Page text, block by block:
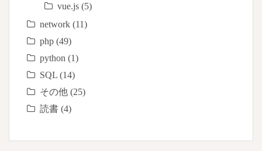
vue.js (5)
network (11)
php (49)
python (1)
SQL (14)
その他 (25)
読書 (4)